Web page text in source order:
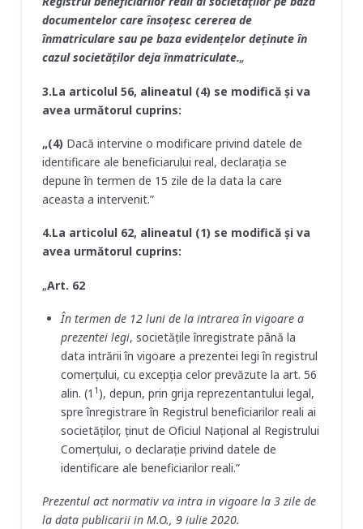
documentelor care însoţesc cererea de
înmatriculare sau pe baza evidenţelor deţinute în
cazul societăţilor deja înmatriculate.„
3.La articolul 56, alineatul (4) se modifică şi va
avea următorul cuprins:
„(4) Dacă intervine o modificare privind datele de
identificare ale beneficiarului real, declaraţia se
depune în termen de 15 zile de la data la care
aceasta a intervenit.”
4.La articolul 62, alineatul (1) se modifică şi va
avea următorul cuprins:
„Art. 62
În termen de 12 luni de la intrarea în vigoare a
prezentei legi, societăţile înregistrate până la
data intrării în vigoare a prezentei legi în registrul
comerţului, cu excepţia celor prevăzute la art. 56
alin. (1 1 ), depun, prin grija reprezentantului legal,
spre înregistrare în Registrul beneficiarilor reali ai
societăţilor, ţinut de Oficiul Naţional al Registrului
Comerţului, o declaraţie privind datele de
identificare ale beneficiarilor reali.”
Prezentul act normativ va intra in vigoare la 3 zile de
la data publicarii in M.O., 9 iulie 2020.